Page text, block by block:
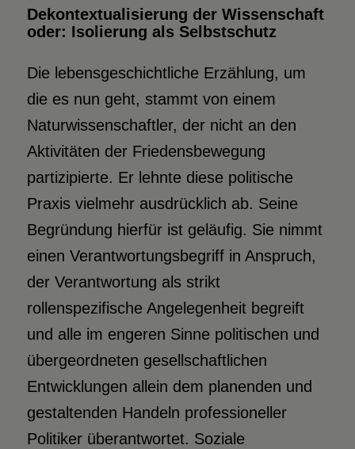
Dekontextualisierung der Wissenschaft
oder: Isolierung als Selbstschutz
Die lebensgeschichtliche Erzählung, um
die es nun geht, stammt von einem
Naturwissenschaftler, der nicht an den
Aktivitäten der Friedensbewegung
partizipierte. Er lehnte diese politische
Praxis vielmehr ausdrücklich ab. Seine
Begründung hierfür ist geläufig. Sie nimmt
einen Verantwortungsbegriff in Anspruch,
der Verantwortung als strikt
rollenspezifische Angelegenheit begreift
und alle im engeren Sinne politischen und
übergeordneten gesellschaftlichen
Entwicklungen allein dem planenden und
gestaltenden Handeln professioneller
Politiker überantwortet. Soziale